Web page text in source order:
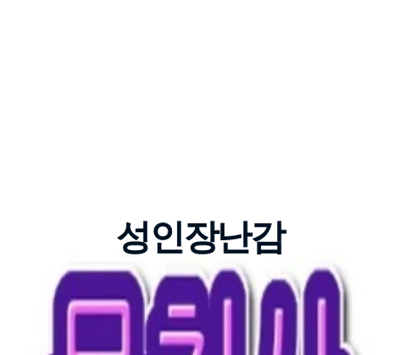
성인장난감